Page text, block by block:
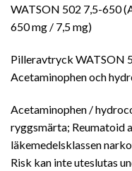
WATSON 502 7,5-650
650 mg / 7,5 mg)
Pilleravtryck WATSON
Acetaminophen och
Acetaminophen /
ryggsmärta; Reumatoid
läkemedelsklassen
Risk kan inte uteslutas